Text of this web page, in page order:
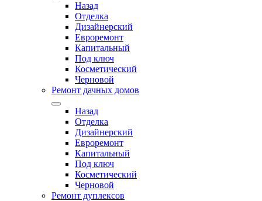
Назад
Отделка
Дизайнерский
Евроремонт
Капитальный
Под ключ
Косметический
Черновой
Ремонт дачных домов
Назад
Отделка
Дизайнерский
Евроремонт
Капитальный
Под ключ
Косметический
Черновой
Ремонт дуплексов